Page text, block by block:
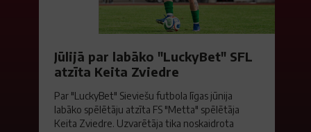
Jūlijā par labāko "LuckyBet" SFL
atzīta Keita Zviedre
Par "LuckyBet" Sieviešu futbola līgas jūnija
labāko spēlētāju atzīta FS "Metta" spēlētāja
Keita Zviedre. Uzvarētāja tika noskaidrota